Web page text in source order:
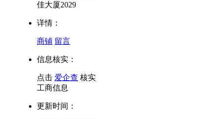
佳大厦2029
详情：
商铺 留言
信息核实：
点击 爱企查 核实
工商信息
更新时间：